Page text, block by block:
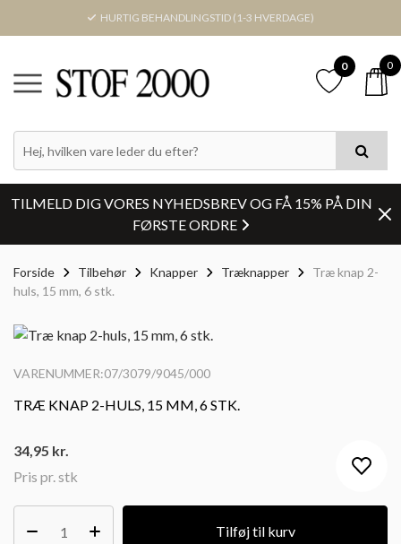
HURTIG BEHANDLINGSTID (1-3 HVERDAGE)
0 0
TILMELD DIG VORES NYHEDSBREV OG FÅ 15% PÅ DIN
FØRSTE ORDRE
Forside Tilbehør Knapper Træknapper
Træ knap 2-
huls, 15 mm, 6 stk.
VARENUMMER:07/3079/9045/000
TRÆ KNAP 2-HULS, 15 MM, 6 STK.
Pris pr. stk
34,95 kr.
Tilføj til kurv